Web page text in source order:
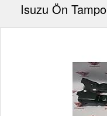
Isuzu Ön